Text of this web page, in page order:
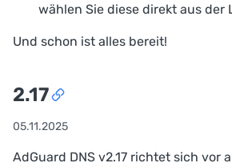
wählen Sie diese direkt aus der
Und schon ist alles bereit!
2.17
05.11.2025
AdGuard DNS v2.17 richtet sich vor